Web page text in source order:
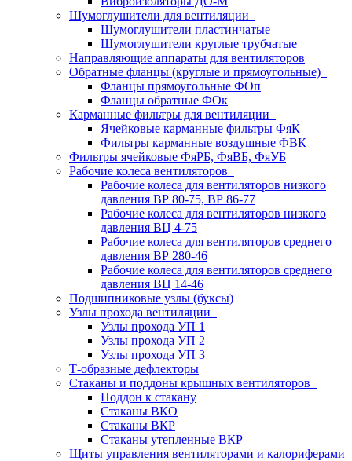
Шумоглушители для вентиляции
Шумоглушители пластинчатые
Шумоглушители круглые трубчатые
Направляющие аппараты для вентиляторов
Обратные фланцы (круглые и прямоугольные)
Фланцы прямоугольные ФОп
Фланцы обратные ФОк
Карманные фильтры для вентиляции
Ячейковые карманные фильтры ФяК
Фильтры карманные воздушные ФВК
Фильтры ячейковые ФяРБ, ФяВБ, ФяУБ
Рабочие колеса вентиляторов
Рабочие колеса для вентиляторов низкого
давления ВР 80-75, ВР 86-77
Рабочие колеса для вентиляторов низкого
давления ВЦ 4-75
Рабочие колеса для вентиляторов среднего
давления ВР 280-46
Рабочие колеса для вентиляторов среднего
давления ВЦ 14-46
Подшипниковые узлы (буксы)
Узлы прохода вентиляции
Узлы прохода УП 1
Узлы прохода УП 2
Узлы прохода УП 3
Т-образные дефлекторы
Стаканы и поддоны крышных вентиляторов
Поддон к стакану
Стаканы ВКО
Стаканы ВКР
Стаканы утепленные ВКР
Щиты управления вентиляторами и калориферами